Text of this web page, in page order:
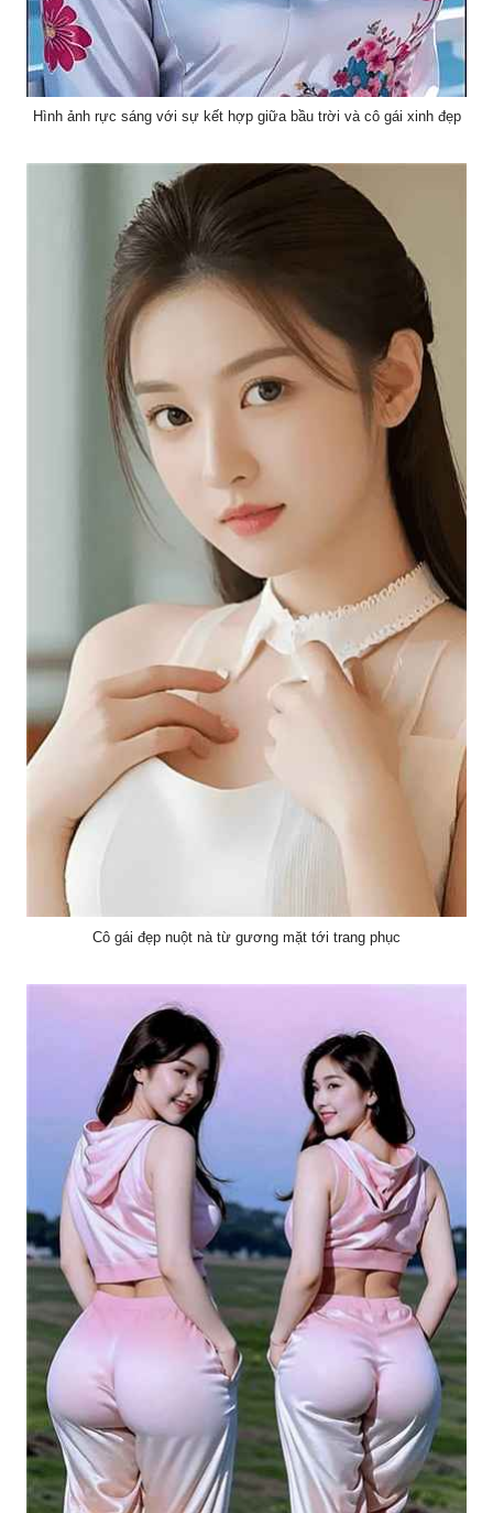
Hình ảnh rực sáng với sự kết hợp giữa bầu trời và cô gái xinh đẹp
Cô gái đẹp nuột nà từ gương mặt tới trang phục